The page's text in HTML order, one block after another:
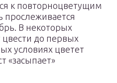
к повторноцветущим
прослеживается
В некоторых
цвести до первых
условиях цветет
«засыпает»